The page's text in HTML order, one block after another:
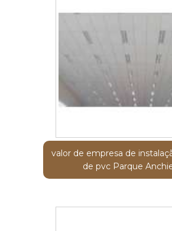
valor de empresa de
de pvc Parque